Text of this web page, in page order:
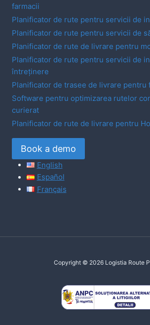
farmacii
Planificator de rute pentru servicii de
Planificator de rute pentru servicii de
Planificator de rute de livrare pentru
Planificator de rute pentru servicii de
întreținere
Planificator de trasee de livrare pentru
Software pentru optimizarea rutelor
curierat
Planificator de rute de livrare pentru
Book a demo
English
Español
Français
Copyright © 2026 Logistia Route